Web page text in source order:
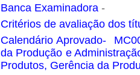
Banca Examinadora -
Critérios de avaliação dos
Calendário Aprovado-
da Produção e
Produtos, Gerência da